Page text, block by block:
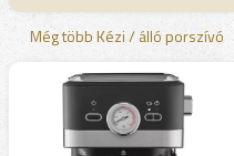
Még több Kézi / álló porszívó